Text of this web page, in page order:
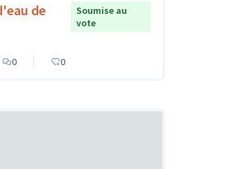
de
Soumise au
vote
0 0